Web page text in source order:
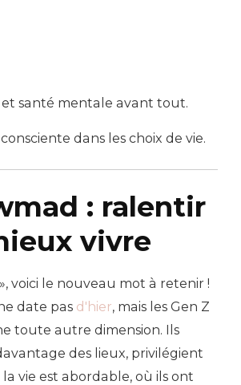
et santé mentale avant tout.
dans les choix de vie.
: ralentir
vivre
voici le nouveau mot à retenir !
date pas d'hier, mais les Gen Z
toute autre dimension. Ils
des lieux, privilégient
la vie est abordable, où ils ont